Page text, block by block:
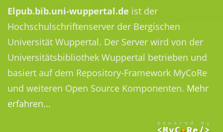
Elpub.bib.uni-wuppertal.de ist der
Hochschulschriftenserver der Bergischen
Universität Wuppertal. Der Server wird von der
Universitätsbibliothek Wuppertal betrieben und
basiert auf dem Repository-Framework MyCoRe
und weiteren Open Source Komponenten. Mehr
erfahren...